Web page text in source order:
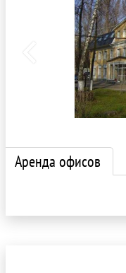
Аренда офисов